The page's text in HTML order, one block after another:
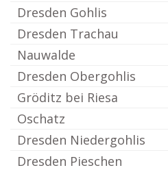
Dresden Gohlis
Dresden Trachau
Nauwalde
Dresden Obergohlis
Gröditz bei Riesa
Oschatz
Dresden Niedergohlis
Dresden Pieschen